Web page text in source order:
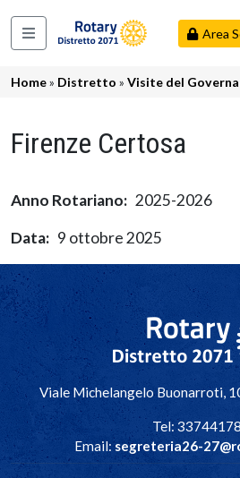
Area
Navigazione principale
Briciole di pane
Home Distretto Visite del
Firenze Certosa
Anno Rotariano
2025-2026
Data
9 ottobre 2025
Navigazione principale
Viale Michelangelo Buonarroti,
Tel:
Email:segreteria26-